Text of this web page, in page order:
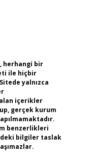
herhangi bir
ile hiçbir
yalnızca
içerikler
gerçek kurum
benzerlikleri
bilgiler taslak